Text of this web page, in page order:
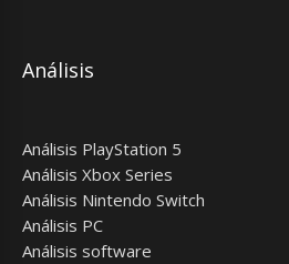
Análisis
Análisis PlayStation 5
Análisis Xbox Series
Análisis Nintendo Switch
Análisis PC
Análisis software